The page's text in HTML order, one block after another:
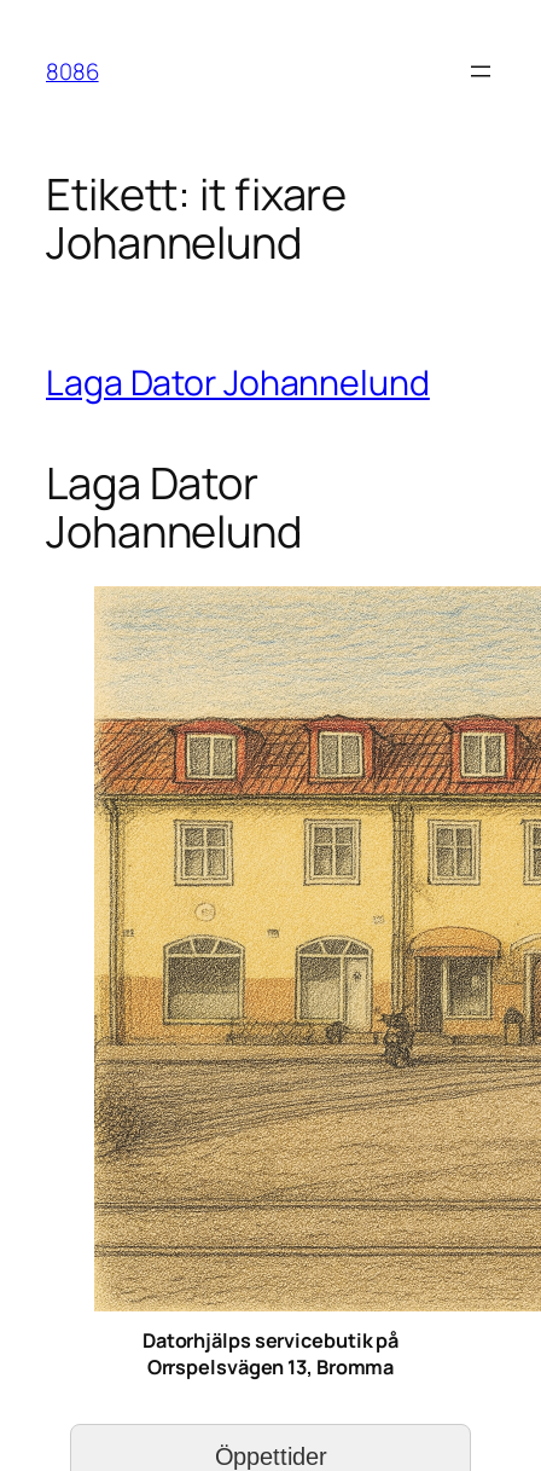
innehåll
8086
Etikett: it fixare
Johannelund
Laga Dator Johannelund
Laga Dator
Johannelund
Datorhjälps servicebutik på
Orrspelsvägen 13, Bromma
Öppettider